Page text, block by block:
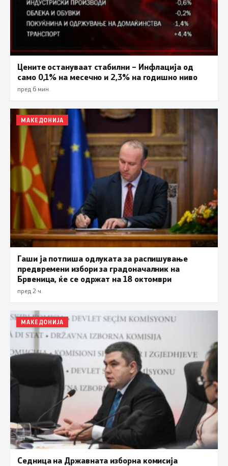
Цените остануваат стабилни – Инфлација од
само 0,1% на месечно и 2,3% на годишно ниво
пред 6 мин.
МАКЕДОНИЈА
Гаши ја потпиша одлуката за распишување
предвремени избори за градоначалник на
Брвеница, ќе се одржат на 18 октомври
пред 2 ч.
МАКЕДОНИЈА
Седница на Државната изборна комисија